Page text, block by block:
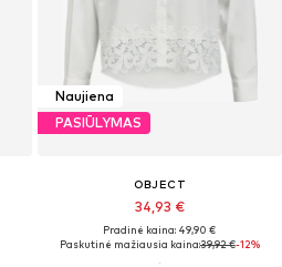
Naujiena
PASIŪLYMAS
OBJECT
34,93 €
Pradinė kaina: 49,90 €
Paskutinė mažiausia kaina:39,92 €-12%